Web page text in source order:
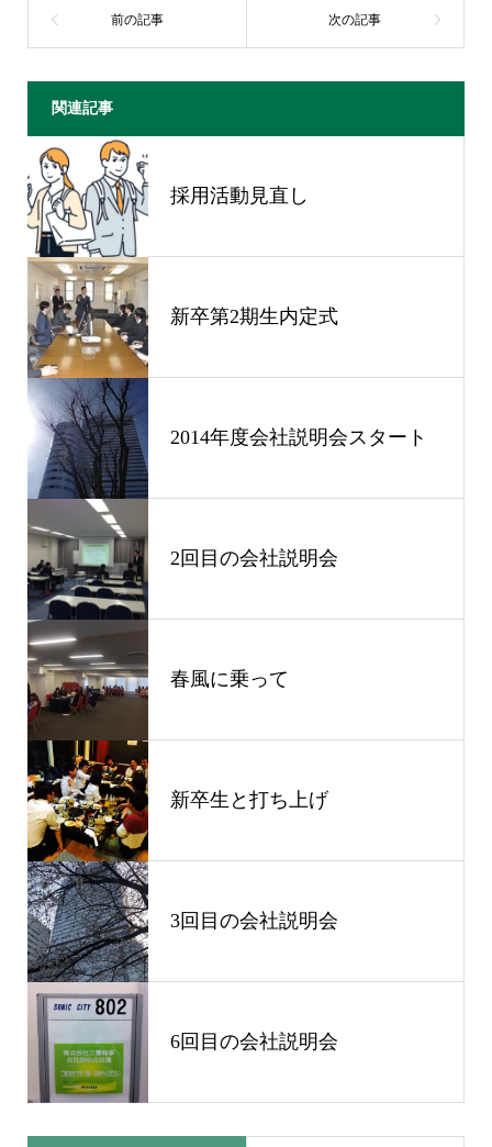
関連記事
採用活動見直し
新卒第2期生内定式
2014年度会社説明会スタート
2回目の会社説明会
春風に乗って
新卒生と打ち上げ
3回目の会社説明会
6回目の会社説明会